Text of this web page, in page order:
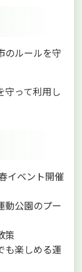
のルールを守
守って利用し
イベント開催
動公園のプー
策
も楽しめる運